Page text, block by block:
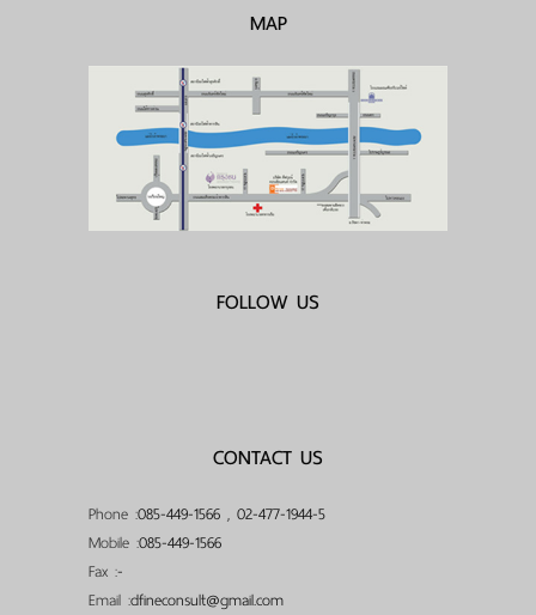
MAP
FOLLOW US
CONTACT US
Phone :085-449-1566 , 02-477-1944-5
Mobile :085-449-1566
Fax :-
Email :dfineconsult@gmail.com